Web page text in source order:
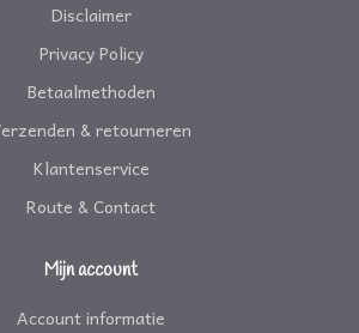
Disclaimer
Privacy Policy
Betaalmethoden
& retourneren
Klantenservice
Route & Contact
Mijn account
Account informatie